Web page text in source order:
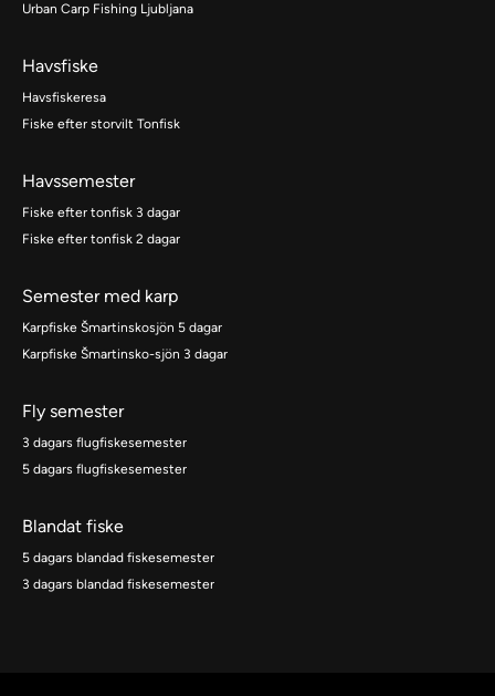
Urban Carp Fishing Ljubljana
Havsfiske
Havsfiskeresa
Fiske efter storvilt Tonfisk
Havssemester
Fiske efter tonfisk 3 dagar
Fiske efter tonfisk 2 dagar
Semester med karp
Karpfiske Šmartinskosjön 5 dagar
Karpfiske Šmartinsko-sjön 3 dagar
Fly semester
3 dagars flugfiskesemester
5 dagars flugfiskesemester
Blandat fiske
5 dagars blandad fiskesemester
3 dagars blandad fiskesemester